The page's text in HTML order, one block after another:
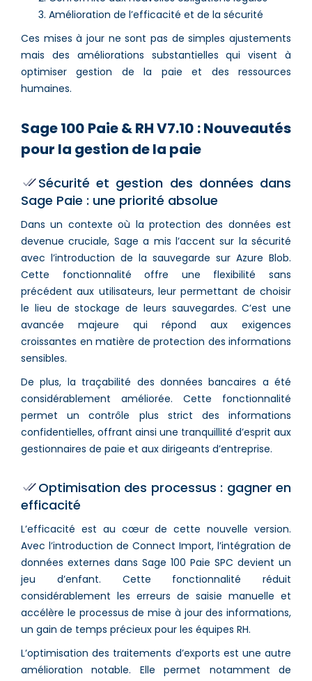
Amélioration de l’efficacité et de la sécurité
Ces mises à jour ne sont pas de simples ajustements
mais des améliorations substantielles qui visent à
optimiser gestion de la paie et des ressources
humaines.
Sage 100 Paie & RH V7.10 : Nouveautés
pour la gestion de la paie
Sécurité et gestion des données dans
Sage Paie : une priorité absolue
Dans un contexte où la protection des données est
devenue cruciale, Sage a mis l’accent sur la sécurité
avec l’introduction de la sauvegarde sur Azure Blob.
Cette fonctionnalité offre une flexibilité sans
précédent aux utilisateurs, leur permettant de choisir
le lieu de stockage de leurs sauvegardes. C’est une
avancée majeure qui répond aux exigences
croissantes en matière de protection des informations
sensibles.
De plus, la traçabilité des données bancaires a été
considérablement améliorée. Cette fonctionnalité
permet un contrôle plus strict des informations
confidentielles, offrant ainsi une tranquillité d’esprit aux
gestionnaires de paie et aux dirigeants d’entreprise.
Optimisation des processus : gagner en
efficacité
L’efficacité est au cœur de cette nouvelle version.
Avec l’introduction de Connect Import, l’intégration de
données externes dans Sage 100 Paie SPC devient un
jeu d’enfant. Cette fonctionnalité réduit
considérablement les erreurs de saisie manuelle et
accélère le processus de mise à jour des informations,
un gain de temps précieux pour les équipes RH.
L’optimisation des traitements d’exports est une autre
amélioration notable. Elle permet notamment de